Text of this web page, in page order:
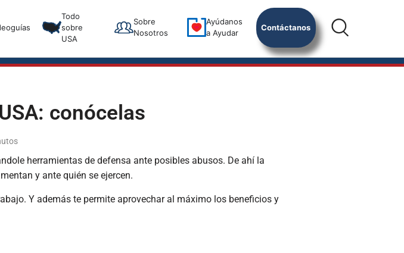
Todo
sobre
USA
Sobre
Nosotros
Ayúdanos
a Ayudar
Contáctanos
conócelas
herramientas de defensa ante posibles abusos. De ahí la
y ante quién se ejercen.
Y además te permite aprovechar al máximo los beneficios y